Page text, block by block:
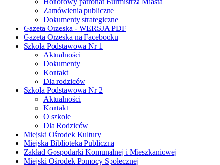
Honorowy patronat Burmistrza Miasta
Zamówienia publiczne
Dokumenty strategiczne
Gazeta Orzeska - WERSJA PDF
Gazeta Orzeska na Facebooku
Szkoła Podstawowa Nr 1
Aktualności
Dokumenty
Kontakt
Dla rodziców
Szkoła Podstawowa Nr 2
Aktualności
Kontakt
O szkole
Dla Rodziców
Miejski Ośrodek Kultury
Miejska Biblioteka Publiczna
Zakład Gospodarki Komunalnej i Mieszkaniowej
Miejski Ośrodek Pomocy Społecznej